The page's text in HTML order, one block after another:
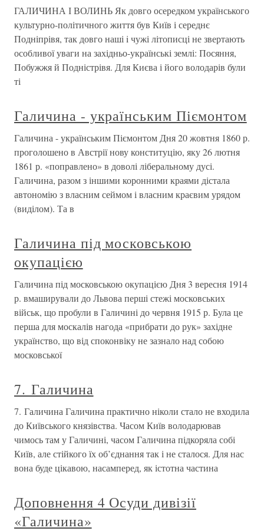
ГАЛИЧИНА І ВОЛИНЬ Як довго осередком українського
культурно-політичного життя був Київ і середнє
Подніпрівя, так довго наші i чужі літописці не звертають
особливої уваги на західньо-українські землі: Посяння,
Побужжя й Подністрівя. Для Києва і його володарів були
ті
Галичина - українським Піємонтом
Галичина - українським Піємонтом Дня 20 жовтня 1860 р.
проголошено в Австрії нову конституцію, яку 26 лютня
1861 р. «поправлено» в доволі ліберальному дусі.
Галичина, разом з іншими коронними краями дістала
автономію з власним сеймом і власним краєвим урядом
(виділом). Та в
Галичина під московською
окупацією
Галичина під московською окупацією Дня 3 вересня 1914
р. вмаширували до Львова перші стежі московських
військ, що пробули в Галичині до червня 1915 р. Була це
перша для москалів нагода «прибрати до рук» західне
українство, що від споконвіку не зазнало над собою
московської
7. Галичина
7. Галичина Галичина практично ніколи стало не входила
до Київського князівства. Часом Київ володарював
чимось там у Галичині, часом Галичина підкоряла собі
Київ, але стійкого їх об’єднання так і не сталося. Для нас
вона буде цікавою, насамперед, як істотна частина
Доповнення 4 Осуди дивізії
«Галичина»